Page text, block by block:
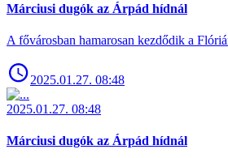
Márciusi dugók az Árpád hídnál
A fővárosban hamarosan kezdődik a
2025.01.27. 08:48
2025.01.27. 08:48
Márciusi dugók az Árpád hídnál